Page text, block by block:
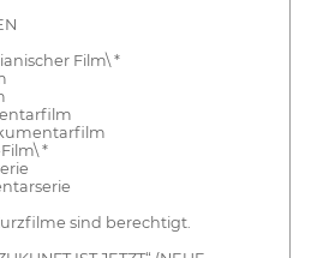
Film\ *
*
sind berechtigt.